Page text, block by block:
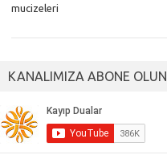
mucizeleri
KANALIMIZA ABONE OLUN